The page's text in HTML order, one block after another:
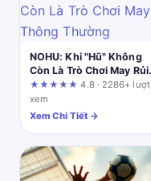
NOHU: Khi "Hũ" Không
Còn Là Trò Chơi May Rủi
Thông Thường
★★★★★4.8 · 2286+ lượt
xem
Xem Chi Tiết →